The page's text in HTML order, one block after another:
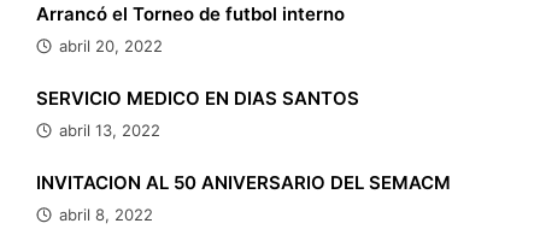
Arrancó el Torneo de futbol interno
abril 20, 2022
SERVICIO MEDICO EN DIAS SANTOS
abril 13, 2022
INVITACION AL 50 ANIVERSARIO DEL SEMACM
abril 8, 2022